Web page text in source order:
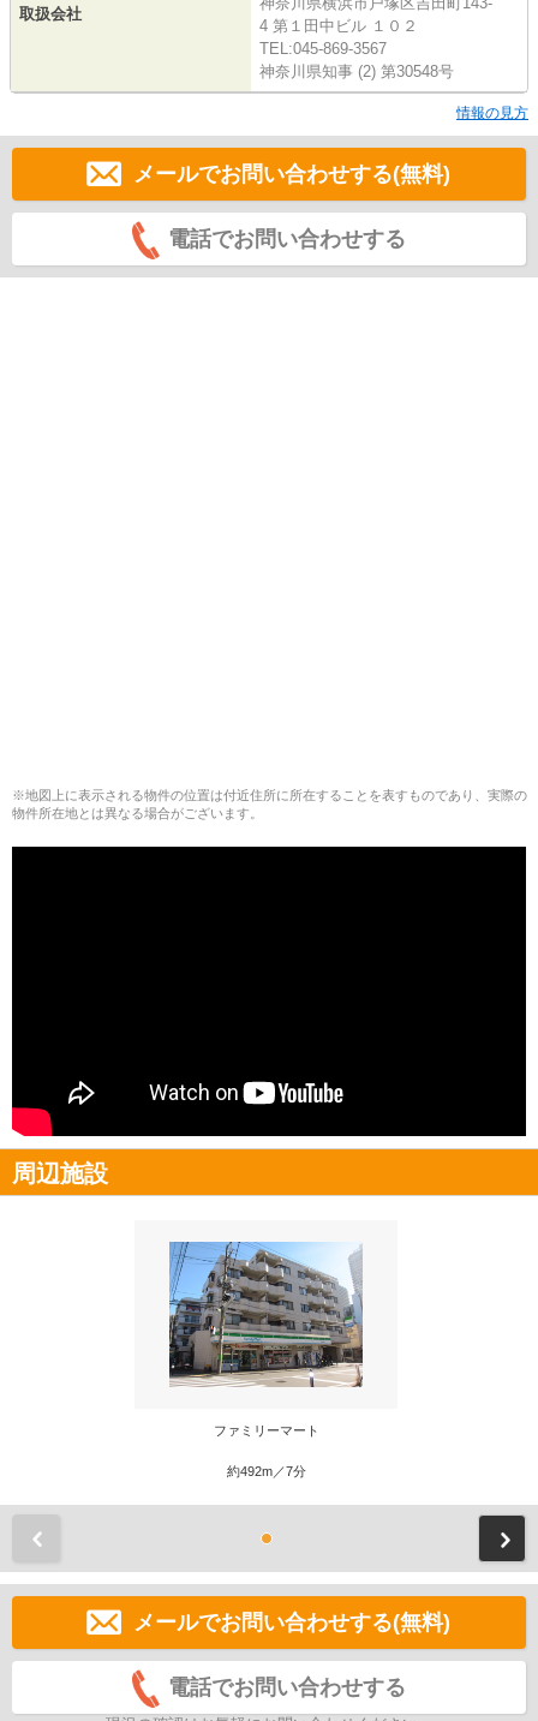
取扱会社
4 第１田中ビル １０２
TEL:045-869-3567
神奈川県知事 (2) 第30548号
情報の見方
メールでお問い合わせする(無料)
電話でお問い合わせする
※地図上に表示される物件の位置は付近住所に所在することを表すものであり、実際の
物件所在地とは異なる場合がございます。
周辺施設
ファミリーマート
約492m／7分
メールでお問い合わせする(無料)
電話でお問い合わせする